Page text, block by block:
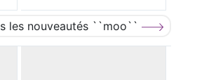
les nouveautés ``moo``